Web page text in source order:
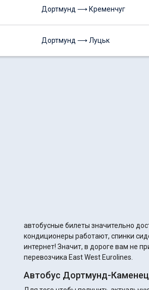
Дортмунд ⟶ Кременчуг
Дортмунд ⟶ Луцьк
автобусные билеты значительно доступнее. А если автобус
кондиционеры работают, спинки
интернет! Значит, в дороге вам не
перевозчика East West Eurolines.
Автобус Дортмунд-